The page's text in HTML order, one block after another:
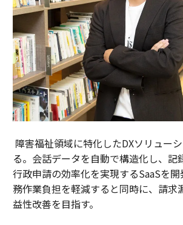
障害福祉領域に特化したDXソリュー
る。会話データを自動で構造化し、記
行政申請の効率化を実現するSaaSを
務作業負担を軽減すると同時に、請求
益性改善を目指す。